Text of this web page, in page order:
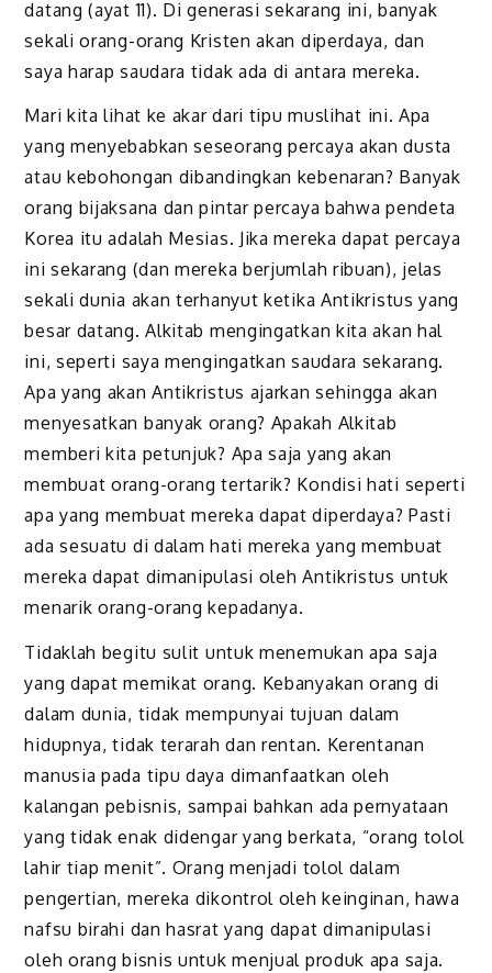
datang (ayat 11). Di generasi sekarang ini, banyak
sekali orang-orang Kristen akan diperdaya, dan
saya harap saudara tidak ada di antara mereka.
Mari kita lihat ke akar dari tipu muslihat ini. Apa
yang menyebabkan seseorang percaya akan dusta
atau kebohongan dibandingkan kebenaran? Banyak
orang bijaksana dan pintar percaya bahwa pendeta
Korea itu adalah Mesias. Jika mereka dapat percaya
ini sekarang (dan mereka berjumlah ribuan), jelas
sekali dunia akan terhanyut ketika Antikristus yang
besar datang. Alkitab mengingatkan kita akan hal
ini, seperti saya mengingatkan saudara sekarang.
Apa yang akan Antikristus ajarkan sehingga akan
menyesatkan banyak orang? Apakah Alkitab
memberi kita petunjuk? Apa saja yang akan
membuat orang-orang tertarik? Kondisi hati seperti
apa yang membuat mereka dapat diperdaya? Pasti
ada sesuatu di dalam hati mereka yang membuat
mereka dapat dimanipulasi oleh Antikristus untuk
menarik orang-orang kepadanya.
Tidaklah begitu sulit untuk menemukan apa saja
yang dapat memikat orang. Kebanyakan orang di
dalam dunia, tidak mempunyai tujuan dalam
hidupnya, tidak terarah dan rentan. Kerentanan
manusia pada tipu daya dimanfaatkan oleh
kalangan pebisnis, sampai bahkan ada pernyataan
yang tidak enak didengar yang berkata, “orang tolol
lahir tiap menit”. Orang menjadi tolol dalam
pengertian, mereka dikontrol oleh keinginan, hawa
nafsu birahi dan hasrat yang dapat dimanipulasi
oleh orang bisnis untuk menjual produk apa saja.